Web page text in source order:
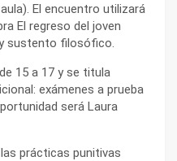
El encuentro utilizará
El regreso del joven
sustento filosófico.
15 a 17 y se titula
exámenes a prueba
será Laura
prácticas punitivas